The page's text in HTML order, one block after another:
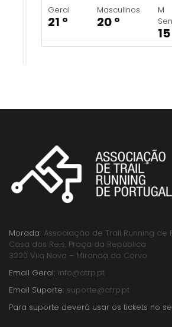
Geral
21 º
Masculinos
20 º
M
Morada: Associação de Trail Running de
Casa dos Reis, Praça da República
3220 Vila Nova – Miranda do Corvo
Email Geral: info@atrp.pt
Email Suporte: suporte@atrp.pt
Para suporte deverá usar os tickets no